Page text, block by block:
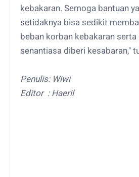
kebakaran. Semoga bantuan
setidaknya bisa sedikit
beban korban kebakaran serta
senantiasa diberi kesabaran,"
Penulis: Wiwi
Editor : Haeril